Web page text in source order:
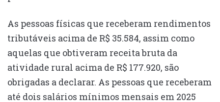
As pessoas físicas que receberam rendimentos
tributáveis acima de R$ 35.584, assim como
aquelas que obtiveram receita bruta da
atividade rural acima de R$ 177.920, são
obrigadas a declarar. As pessoas que receberam
até dois salários mínimos mensais em 2025